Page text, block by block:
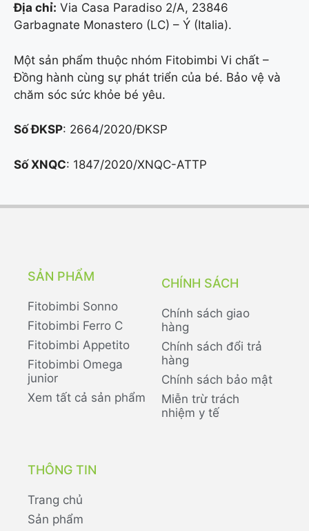
Địa chỉ: Via Casa Paradiso 2/A, 23846
Garbagnate Monastero (LC) – Ý (Italia).
Một sản phẩm thuộc nhóm Fitobimbi Vi chất –
Đồng hành cùng sự phát triển của bé. Bảo vệ và
chăm sóc sức khỏe bé yêu.
Số ĐKSP: 2664/2020/ĐKSP
Số XNQC: 1847/2020/XNQC-ATTP
SẢN PHẨM
Fitobimbi Sonno
Fitobimbi Ferro C
Fitobimbi Appetito
Fitobimbi Omega
junior
Xem tất cả sản phẩm
CHÍNH SÁCH
Chính sách giao
hàng
Chính sách đổi trả
hàng
Chính sách bảo mật
Miễn trừ trách
nhiệm y tế
THÔNG TIN
Trang chủ
Sản phẩm